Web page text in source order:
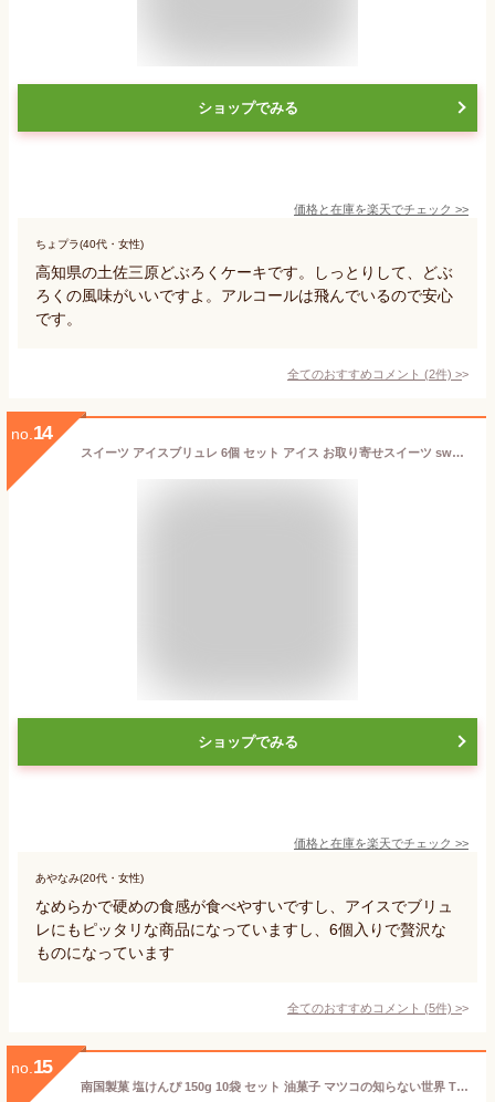
ショップでみる
価格と在庫を楽天でチェック >>
ちょプラ(40代・女性)
高知県の土佐三原どぶろくケーキです。しっとりして、どぶ
ろくの風味がいいですよ。アルコールは飛んでいるので安心
です。
全てのおすすめコメント (2件) >
no. 14
スイーツ アイスブリュレ 6個 セット アイス お取り寄せスイーツ sweets ジャージー乳 スウィーツ 高知県
ショップでみる
価格と在庫を楽天でチェック >>
あやなみ(20代・女性)
なめらかで硬めの食感が食べやすいですし、アイスでブリュ
レにもピッタリな商品になっていますし、6個入りで贅沢な
ものになっています
全てのおすすめコメント (5件) >
no. 15
南国製菓 塩けんぴ 150g 10袋 セット 油菓子 マツコの知らない世界 TBS 水車亭 テレビで紹介されました